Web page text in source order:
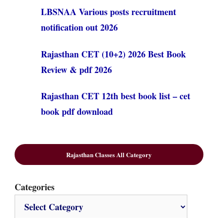
LBSNAA Various posts recruitment
notification out 2026
Rajasthan CET (10+2) 2026 Best Book
Review & pdf 2026
Rajasthan CET 12th best book list – cet
book pdf download
Rajasthan Classes All Category
Categories